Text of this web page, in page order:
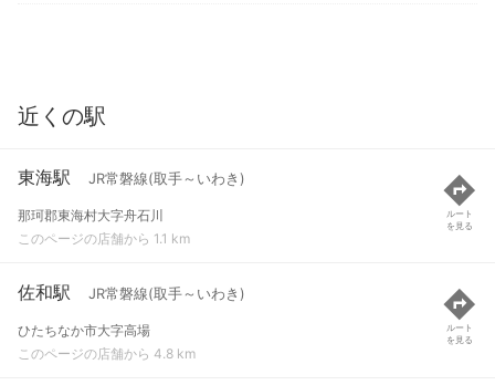
近くの駅
東海駅 JR常磐線(取手～いわき)
那珂郡東海村大字舟石川
このページの店舗から 1.1 km
ルート
を見る
佐和駅 JR常磐線(取手～いわき)
ひたちなか市大字高場
このページの店舗から 4.8 km
ルート
を見る